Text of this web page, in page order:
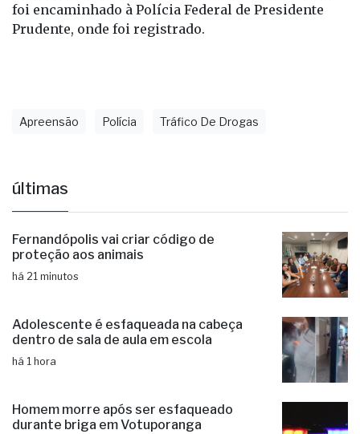
foi encaminhado à Polícia Federal de Presidente
Prudente, onde foi registrado.
Apreensão Polícia Tráfico De Drogas
últimas
Fernandópolis vai criar código de
proteção aos animais
há 21 minutos
Adolescente é esfaqueada na cabeça
dentro de sala de aula em escola
há 1 hora
Homem morre após ser esfaqueado
durante briga em Votuporanga